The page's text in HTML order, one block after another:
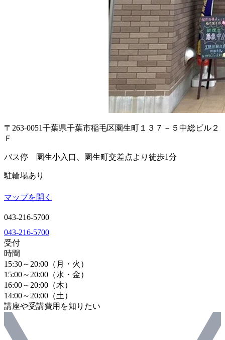
〒263-0051千葉県千葉市稲毛区園生町１３７－５ 中総ビル２
Ｆ
バス停 園生小入口、園生町交差点より徒歩1分
駐輪場あり
マップを開く
043-216-5700
043-216-5700
受付
時間
15:30～20:00（月・火）
15:00～20:00（水・金）
16:00～20:00（木）
14:00～20:00（土）
講座や受講費用を知りたい